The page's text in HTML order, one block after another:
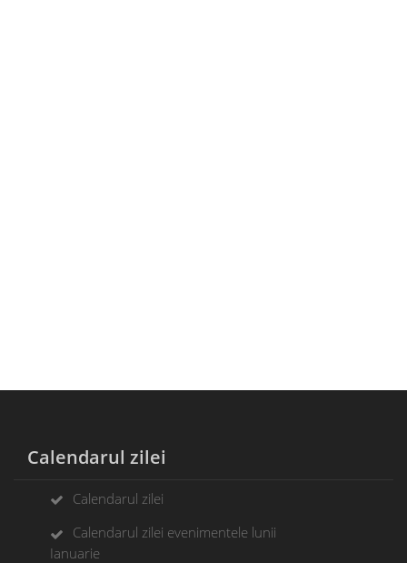
Calendarul zilei
Calendarul zilei
Calendarul zilei evenimentele lunii
Ianuarie